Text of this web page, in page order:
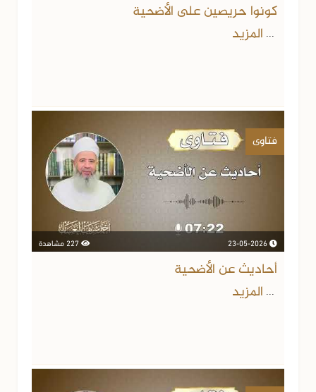
كونوا حريصين على الأضحية
... المزيد
فتاوى
أحاديث عن الأضحية
... المزيد